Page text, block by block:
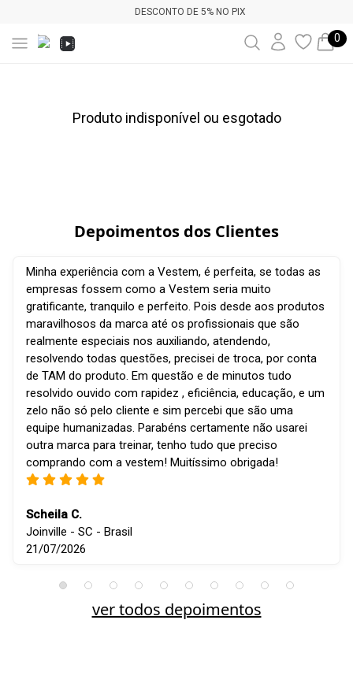
DESCONTO DE 5% NO PIX
0
Produto indisponível ou esgotado
Depoimentos dos Clientes
Minha experiência com a Vestem, é perfeita, se todas as
empresas fossem como a Vestem seria muito
gratificante, tranquilo e perfeito. Pois desde aos produtos
maravilhosos da marca até os profissionais que são
realmente especiais nos auxiliando, atendendo,
resolvendo todas questões, precisei de troca, por conta
de TAM do produto. Em questão e de minutos tudo
resolvido ouvido com rapidez , eficiência, educação, e um
zelo não só pelo cliente e sim percebi que são uma
equipe humanizadas. Parabéns certamente não usarei
outra marca para treinar, tenho tudo que preciso
comprando com a vestem! Muitíssimo obrigada!
Scheila C.
Joinville - SC - Brasil
21/07/2026
ver todos depoimentos